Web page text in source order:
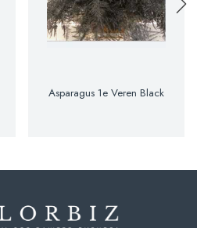
Asparagus 1e Veren Black